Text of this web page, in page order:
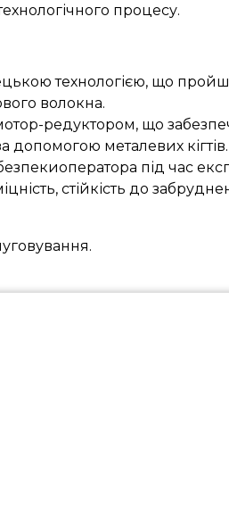
процесу.
технологією, що
волокна.
редуктором, що
допомогою металевих кігтів.
під час
стійкість до